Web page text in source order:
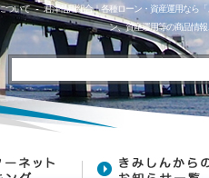
ついて - 君津信用組合｜各種ローン・資産運用なら
ン、資産運用等の商品情